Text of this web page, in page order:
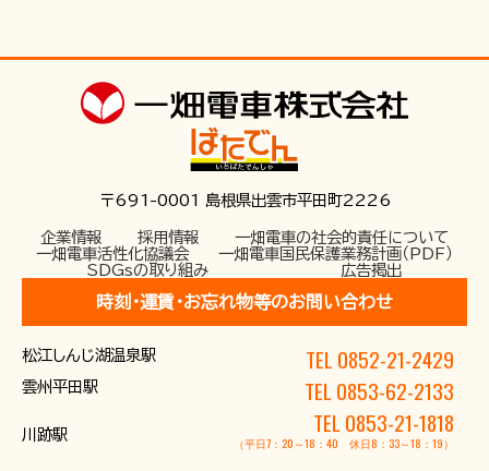
〒691-0001 島根県出雲市平田町2226
企業情報 採用情報
一畑電車の社会的責任について
一畑電車活性化協議会
一畑電車国民保護業務計画（PDF）
SDGsの取り組み
広告掲出
時刻･運賃･お忘れ物等のお問い合わせ
松江しんじ湖温泉駅 TEL 0852-21-2429
雲州平田駅 TEL 0853-62-2133
川跡駅 TEL 0853-21-1818
（平日7：20～18：40 休日8：33～18：19）